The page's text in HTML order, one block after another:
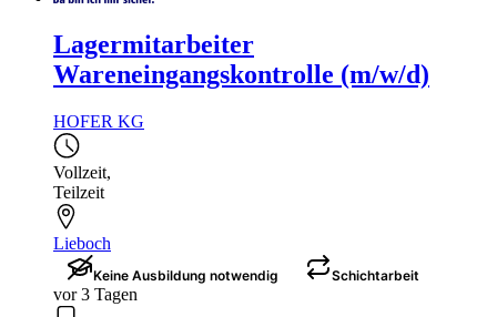
Lagermitarbeiter
Wareneingangskontrolle (m/w/d)
HOFER KG
Vollzeit,
Teilzeit
Lieboch
Keine Ausbildung notwendig Schichtarbeit
vor 3 Tagen